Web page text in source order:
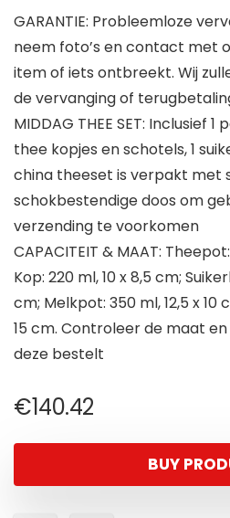
GARANTIE: Probleemloze
neem foto’s en contact met
item of iets ontbreekt. Wij
de vervanging of
MIDDAG THEE SET: Inclusief
thee kopjes en schotels, 1
china theeset is verpakt met
schokbestendige doos om
verzending te voorkomen
CAPACITEIT & MAAT: Theepot:
Kop: 220 ml, 10 x 8,5 cm;
cm; Melkpot: 350 ml, 12,5 x
15 cm. Controleer de maat
deze bestelt
€140.42
BUY